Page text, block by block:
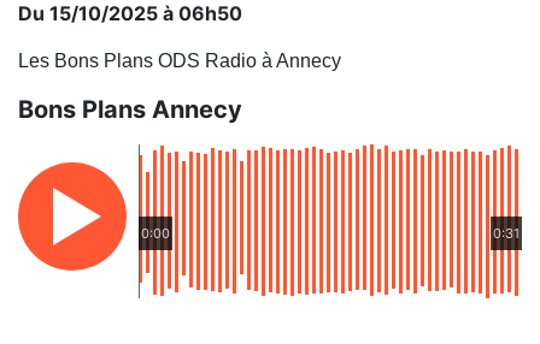
Du 15/10/2025 à 06h50
Les Bons Plans ODS Radio à Annecy
Bons Plans Annecy
0:00 0:31